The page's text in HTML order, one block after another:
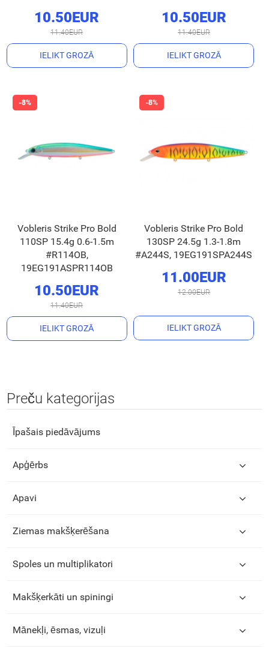
10.50EUR
11.40EUR
IELIKT GROZĀ
10.50EUR
11.40EUR
IELIKT GROZĀ
Vobleris Strike Pro Bold
110SP 15.4g 0.6-1.5m
#R114OB,
19EG191ASPR114OB
10.50EUR
11.40EUR
IELIKT GROZĀ
Vobleris Strike Pro Bold
130SP 24.5g 1.3-1.8m
#A244S, 19EG191SPA244S
11.00EUR
12.00EUR
IELIKT GROZĀ
Preču kategorijas
Īpašais piedāvājums
Apģērbs
Apavi
Ziemas makšķerēšana
Spoles un multiplikatori
Makšķerkāti un spiningi
Mānekļi, ēsmas, vizuļi